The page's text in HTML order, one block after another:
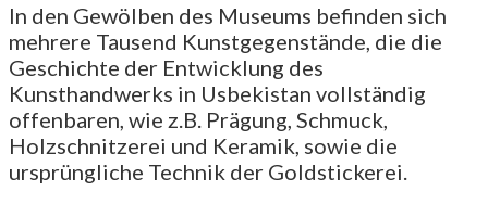
In den Gewölben des Museums befinden sich
mehrere Tausend Kunstgegenstände, die die
Geschichte der Entwicklung des
Kunsthandwerks in Usbekistan vollständig
offenbaren, wie z.B. Prägung, Schmuck,
Holzschnitzerei und Keramik, sowie die
ursprüngliche Technik der Goldstickerei.